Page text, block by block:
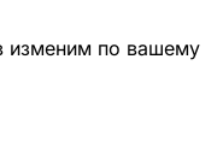
изменим по вашему